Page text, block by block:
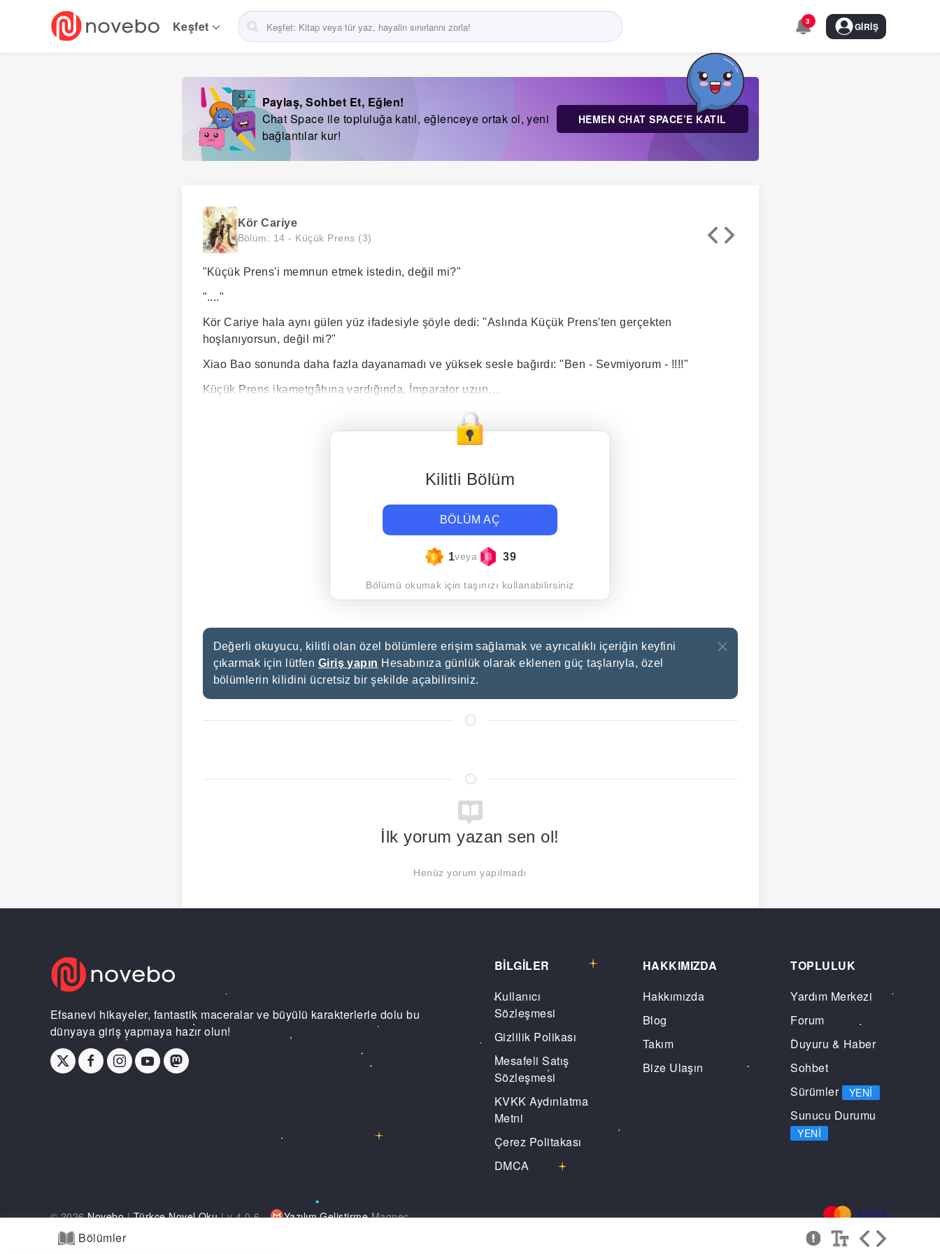
Keşfet 3 GIRIŞ
Paylaş, Sohbet Et, Eğlen!
Chat Space ile topluluğa katıl, eğlenceye ortak ol, yeni
bağlantılar kur!
HEMEN CHAT SPACE’E KATIL
Kör Cariye
Bölüm: 14 - Küçük Prens (3)
"Küçük Prens'i memnun etmek istedin, değil mi?"
"...."
Kör Cariye hala aynı gülen yüz ifadesiyle şöyle dedi: "Aslında Küçük Prens'ten gerçekten
hoşlanıyorsun, değil mi?"
Xiao Bao sonunda daha fazla dayanamadı ve yüksek sesle bağırdı: "Ben - Sevmiyorum - !!!!"
Küçük Prens ikametgâhına vardığında, İmparator uzun…
Kilitli Bölüm
BÖLÜM AÇ
1veya 39
Bölümü okumak için taşınızı kullanabilirsiniz
Değerli okuyucu, kilitli olan özel bölümlere erişim sağlamak ve ayrıcalıklı içeriğin keyfini
çıkarmak için lütfen Giriş yapın Hesabınıza günlük olarak eklenen güç taşlarıyla, özel
bölümlerin kilidini ücretsiz bir şekilde açabilirsiniz.
İlk yorum yazan sen ol!
Henüz yorum yapılmadı
Efsanevi hikayeler, fantastik maceralar ve büyülü karakterlerle dolu bu
dünyaya giriş yapmaya hazır olun!
BİLGİLER
Kullanıcı
Sözleşmesi
Gizlilik Polikası
Mesafeli Satış
Sözleşmesi
KVKK Aydınlatma
Metni
Çerez Politakası
DMCA
HAKKIMIZDA
Hakkımızda
Blog
Takım
Bize Ulaşın
TOPLULUK
Yardım Merkezi
Forum
Duyuru & Haber
Sohbet
Sürümler
YENI
Sunucu Durumu
YENI
© 2026Novebo|Türkçe Novel Oku| v 4.0.6 - Yazılım GeliştirmeMagnec
Bölümler